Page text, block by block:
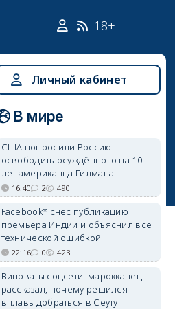
18+
Личный кабинет
В мире
США попросили Россию
освободить осуждённого на 10
лет американца Гилмана
16:40 2 490
Facebook* снёс публикацию
премьера Индии и объяснил всё
технической ошибкой
22:16 0 423
Виноваты соцсети: марокканец
рассказал, почему решился
вплавь добраться в Сеуту